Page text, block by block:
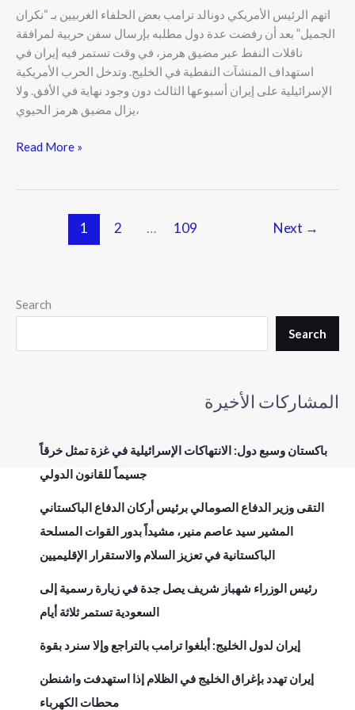
اتهم الرئيس الأمريكي دونالد ترامب بعض الحلفاء الغربيين بـ “نكران
الجميل” بعد أن رفضت عدة دول مطلبه بإرسال سفن حربية لمرافقة
ناقلات النفط عبر مضيق هرمز، في وقت تستمر فيه إيران في
استهداف المنشآت النفطية في الخليج. وتدخل الحرب الأمريكية
الإسرائيلية على إيران أسبوعها الثالث دون وجود نهاية في الأفق. ولا
يزال مضيق هرمز الحيوي،
Read More »
1 2 … 109 Next →
Search
Search
المشاركات الأخيرة
باكستان وسبع دول: الانتهاكات الإسرائيلية في غزة تمثل خرقاً
جسيماً للقانون الدولي
التقى وزير الدفاع الصومالي برئيس أركان الدفاع الباكستاني
المشير سيد عاصم منير، مشيداً بدور القوات المسلحة
الباكستانية في تعزيز السلام والاستقرار الإقليميين
رئيس الوزراء شهباز شريف يصل جدة في زيارة رسمية إلى
السعودية تستمر ثلاثة أيام
إيران لدول الخليج: أبلغوا ترامب بالتراجع وإلا سنرد بقوة
إيران تهدد بإغراق الخليج في الظلام إذا استهدفت واشنطن
محطات الكهرباء